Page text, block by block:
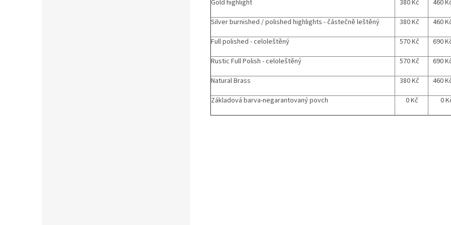
Gold highlight
380 Kč
460
Silver burnished / polished highlights - částečně leštěný
380 Kč
460
Full polished - celoleštěný
570 Kč
690
Rustic Full Polish - celoleštěný
570 Kč
690
Natural Brass
380 Kč
460
Základová barva-negarantovaný povch
0 Kč 0